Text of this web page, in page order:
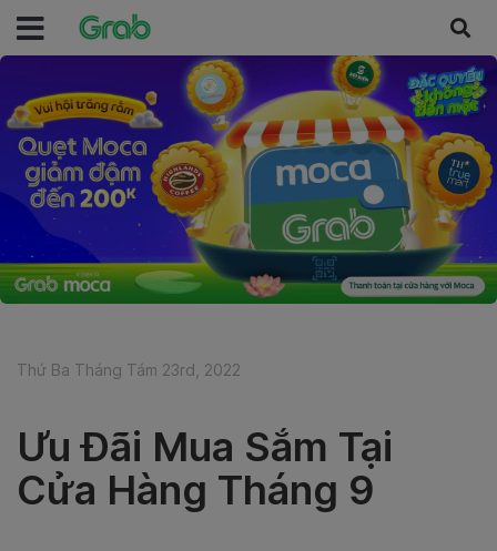
Thứ Ba Tháng Tám 23rd, 2022
Ưu Đãi Mua Sắm Tại
Cửa Hàng Tháng 9